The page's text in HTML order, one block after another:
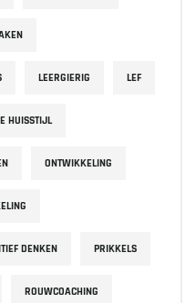
LEERGIERIG LEF
HUISSTIJL
ONTWIKKELING
DENKEN PRIKKELS
ROUWCOACHING